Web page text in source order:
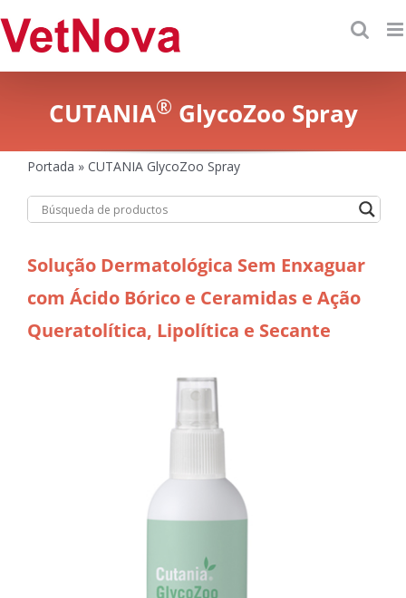
to
content
CUTANIA® GlycoZoo Spray
Portada » CUTANIA GlycoZoo Spray
Solução Dermatológica Sem Enxaguar
com Ácido Bórico e Ceramidas e Ação
Queratolítica, Lipolítica e Secante